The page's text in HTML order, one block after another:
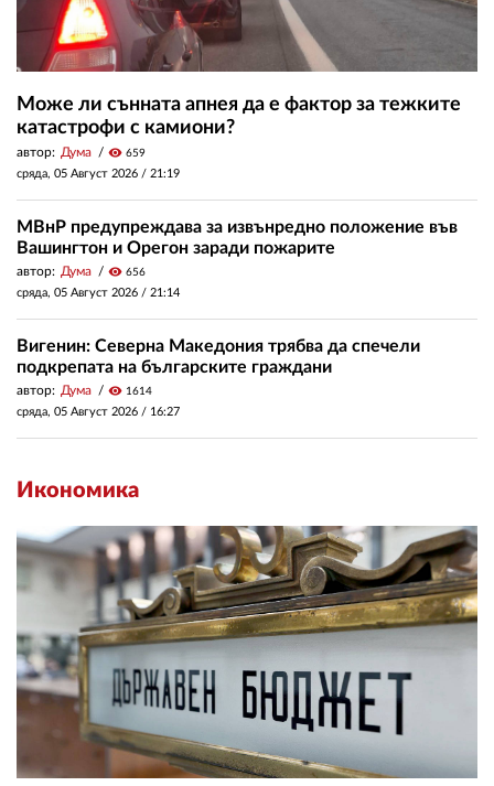
Може ли сънната апнея да е фактор за тежките
катастрофи с камиони?
автор: Дума visibility 659
сряда, 05 Август 2026 / 21:19
МВнР предупреждава за извънредно положение във
Вашингтон и Орегон заради пожарите
автор: Дума visibility 656
сряда, 05 Август 2026 / 21:14
Вигенин: Северна Македония трябва да спечели
подкрепата на българските граждани
автор: Дума visibility 1614
сряда, 05 Август 2026 / 16:27
Икономика